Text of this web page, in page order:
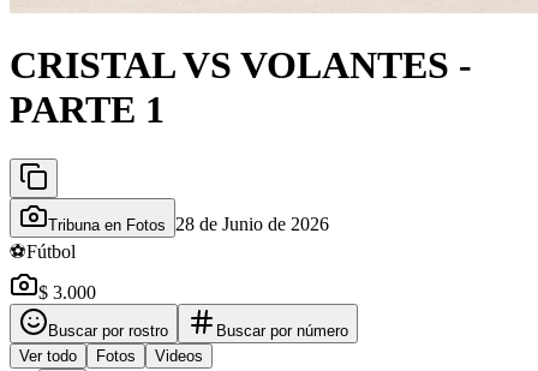
CRISTAL VS VOLANTES -
PARTE 1
Tribuna en Fotos
28 de Junio de 2026
⚽Fútbol
$ 3.000
Buscar por rostro
Buscar por número
Ver todo
Fotos Videos